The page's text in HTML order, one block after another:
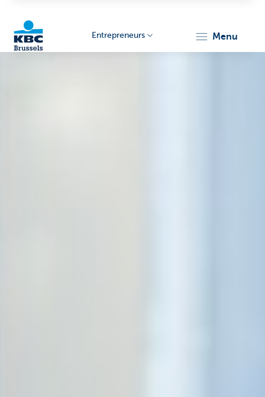
Entrepreneurs menu